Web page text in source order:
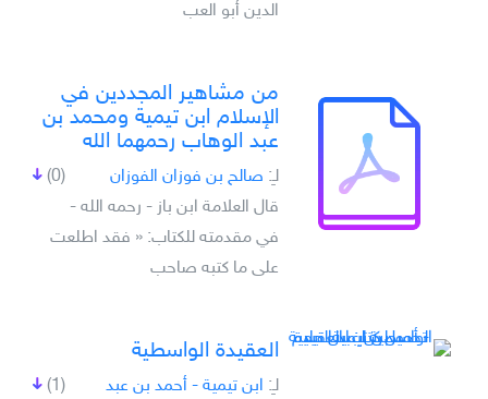
الدين أبو العب
من مشاهير المجددين في
الإسلام ابن تيمية ومحمد بن
عبد الوهاب رحمهما الله
(0) لـِ: صالح بن فوزان الفوزان
قال العلامة ابن باز - رحمه الله -
في مقدمته للكتاب: « فقد اطلعت
على ما كتبه صاحب
العقيدة الواسطية
(1) لـِ: ابن تيمية - أحمد بن عبد